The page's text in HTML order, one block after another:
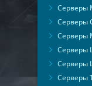
Серверы
Серверы
Серверы
Серверы
Серверы
Серверы